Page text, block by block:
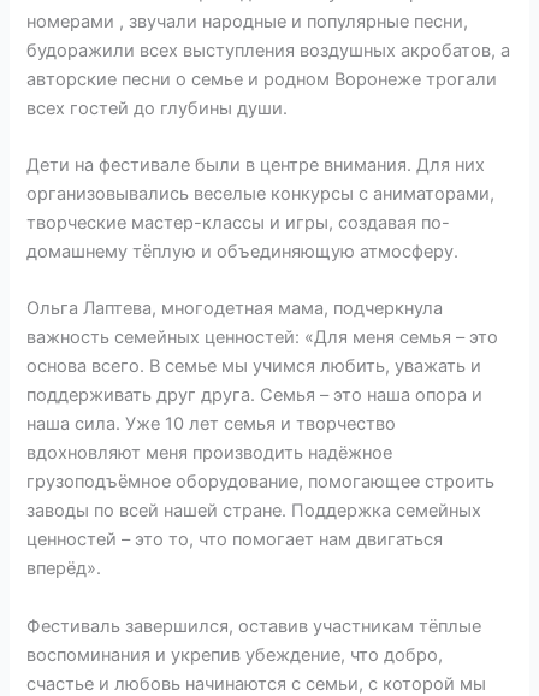
номерами , звучали народные и популярные песни,
будоражили всех выступления воздушных акробатов, а
авторские песни о семье и родном Воронеже трогали
всех гостей до глубины души.
Дети на фестивале были в центре внимания. Для них
организовывались веселые конкурсы с аниматорами,
творческие мастер-классы и игры, создавая по-
домашнему тёплую и объединяющую атмосферу.
Ольга Лаптева, многодетная мама, подчеркнула
важность семейных ценностей: «Для меня семья – это
основа всего. В семье мы учимся любить, уважать и
поддерживать друг друга. Семья – это наша опора и
наша сила. Уже 10 лет семья и творчество
вдохновляют меня производить надёжное
грузоподъёмное оборудование, помогающее строить
заводы по всей нашей стране. Поддержка семейных
ценностей – это то, что помогает нам двигаться
вперёд».
Фестиваль завершился, оставив участникам тёплые
воспоминания и укрепив убеждение, что добро,
счастье и любовь начинаются с семьи, с которой мы